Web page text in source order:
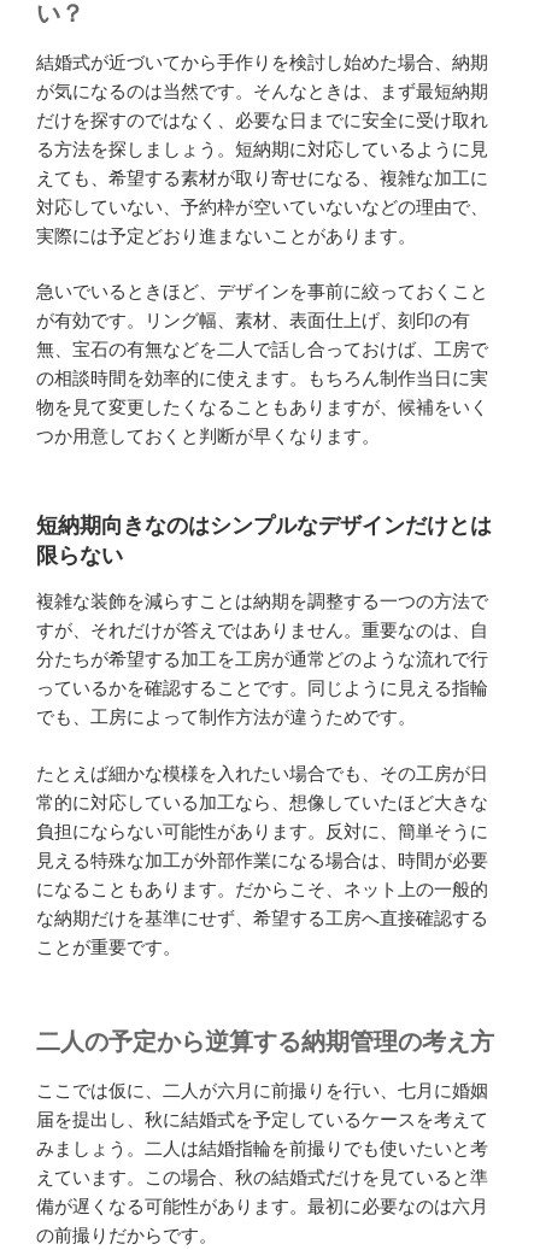
い？
結婚式が近づいてから手作りを検討し始めた場合、納期
が気になるのは当然です。そんなときは、まず最短納期
だけを探すのではなく、必要な日までに安全に受け取れ
る方法を探しましょう。短納期に対応しているように見
えても、希望する素材が取り寄せになる、複雑な加工に
対応していない、予約枠が空いていないなどの理由で、
実際には予定どおり進まないことがあります。
急いでいるときほど、デザインを事前に絞っておくこと
が有効です。リング幅、素材、表面仕上げ、刻印の有
無、宝石の有無などを二人で話し合っておけば、工房で
の相談時間を効率的に使えます。もちろん制作当日に実
物を見て変更したくなることもありますが、候補をいく
つか用意しておくと判断が早くなります。
短納期向きなのはシンプルなデザインだけとは
限らない
複雑な装飾を減らすことは納期を調整する一つの方法で
すが、それだけが答えではありません。重要なのは、自
分たちが希望する加工を工房が通常どのような流れで行
っているかを確認することです。同じように見える指輪
でも、工房によって制作方法が違うためです。
たとえば細かな模様を入れたい場合でも、その工房が日
常的に対応している加工なら、想像していたほど大きな
負担にならない可能性があります。反対に、簡単そうに
見える特殊な加工が外部作業になる場合は、時間が必要
になることもあります。だからこそ、ネット上の一般的
な納期だけを基準にせず、希望する工房へ直接確認する
ことが重要です。
二人の予定から逆算する納期管理の考え方
ここでは仮に、二人が六月に前撮りを行い、七月に婚姻
届を提出し、秋に結婚式を予定しているケースを考えて
みましょう。二人は結婚指輪を前撮りでも使いたいと考
えています。この場合、秋の結婚式だけを見ていると準
備が遅くなる可能性があります。最初に必要なのは六月
の前撮りだからです。